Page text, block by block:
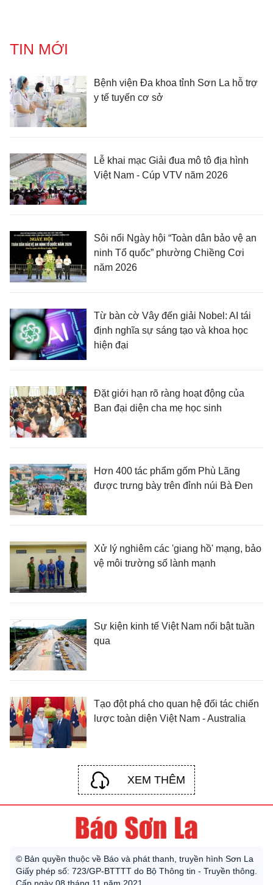
TIN MỚI
Bệnh viện Đa khoa tỉnh Sơn La hỗ trợ
y tế tuyến cơ sở
Lễ khai mạc Giải đua mô tô địa hình
Việt Nam - Cúp VTV năm 2026
Sôi nổi Ngày hội “Toàn dân bảo vệ an
ninh Tổ quốc” phường Chiềng Cơi
năm 2026
Từ bàn cờ Vây đến giải Nobel: AI tái
định nghĩa sự sáng tạo và khoa học
hiện đại
Đặt giới hạn rõ ràng hoạt động của
Ban đại diện cha mẹ học sinh
Hơn 400 tác phẩm gốm Phù Lãng
được trưng bày trên đỉnh núi Bà Đen
Xử lý nghiêm các 'giang hồ' mạng, bảo
vệ môi trường số lành mạnh
Sự kiện kinh tế Việt Nam nổi bật tuần
qua
Tạo đột phá cho quan hệ đối tác chiến
lược toàn diện Việt Nam - Australia
XEM THÊM
© Bản quyền thuộc về Báo và phát thanh, truyền hình Sơn La
Giấy phép số: 723/GP-BTTTT do Bộ Thông tin - Truyền thông.